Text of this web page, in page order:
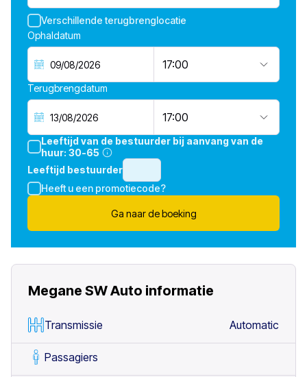
Verschillende terugbrenglocatie
Ophaldatum
17:00
Terugbrengdatum
17:00
Leeftijd van de bestuurder bij aanvang van de
huur: 30-65
Leeftijd bestuurder
Heeft u een promotiecode?
Ga naar de boeking
Megane SW Auto informatie
Transmissie Automatic
Passagiers